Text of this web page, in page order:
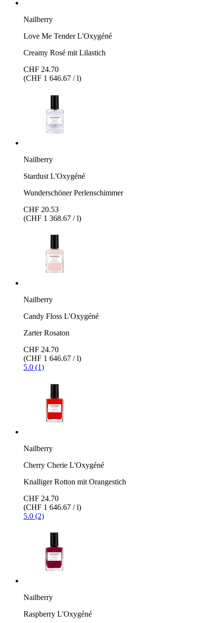
Nailberry
Love Me Tender L'Oxygéné
Creamy Rosé mit Lilastich
CHF 24.70
(CHF 1 646.67 / l)
Nailberry
Stardust L'Oxygéné
Wunderschöner Perlenschimmer
CHF 20.53
(CHF 1 368.67 / l)
Nailberry
Candy Floss L'Oxygéné
Zarter Rosaton
CHF 24.70
(CHF 1 646.67 / l)
5.0 (1)
Nailberry
Cherry Cherie L'Oxygéné
Knalliger Rotton mit Orangestich
CHF 24.70
(CHF 1 646.67 / l)
5.0 (2)
Nailberry
Raspberry L'Oxygéné